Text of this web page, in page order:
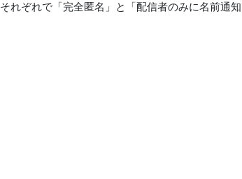
それぞれで「完全匿名」と「配信者のみに名前通